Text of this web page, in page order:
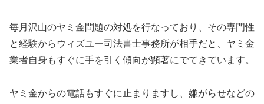
毎月沢山のヤミ金問題の対処を行なっており、その専門性
と経験からウィズユー司法書士事務所が相手だと、ヤミ金
業者自身もすぐに手を引く傾向が顕著にでてきています。
ヤミ金からの電話もすぐに止まりますし、嫌がらせなどの